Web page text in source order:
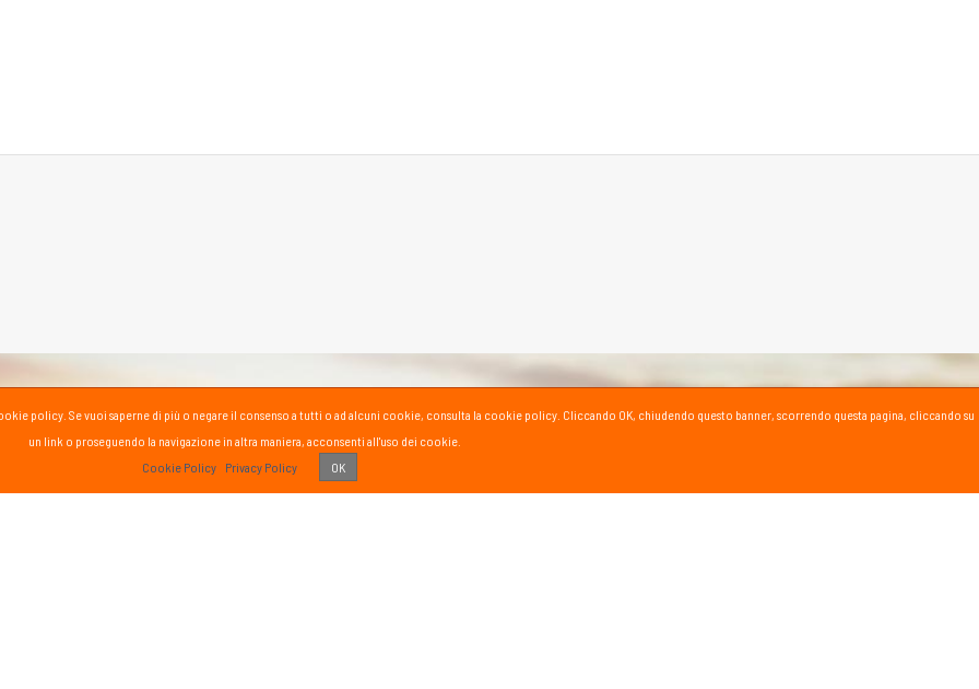
PASSSPORT SU YOUTUBE
policy. Se vuoi saperne di più o negare il consenso a tutti o ad alcuni cookie, consulta la cookie policy. Cliccando OK, chiudendo questo banner, scorrendo questa pagina, cliccando su
un link o proseguendo la navigazione in altra maniera, acconsenti all'uso dei cookie.
Cookie Policy
Privacy Policy OK